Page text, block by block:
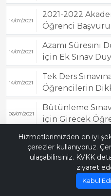
14/07/2021
2021-2022
Öğrenci
14/07/2021
Azami Süresini
için Ek Sınav
14/07/2021
Tek Ders
Öğrencilerin
06/07/2021
Bütünleme
için Girecek
02/07/2021
Ortak Zorunlu
Sınavları
Hizmetlerimizden en iyi
çerezler kullanıyoruz.
ulaşabilirsiniz. KVKK
ziyaret
Kabul